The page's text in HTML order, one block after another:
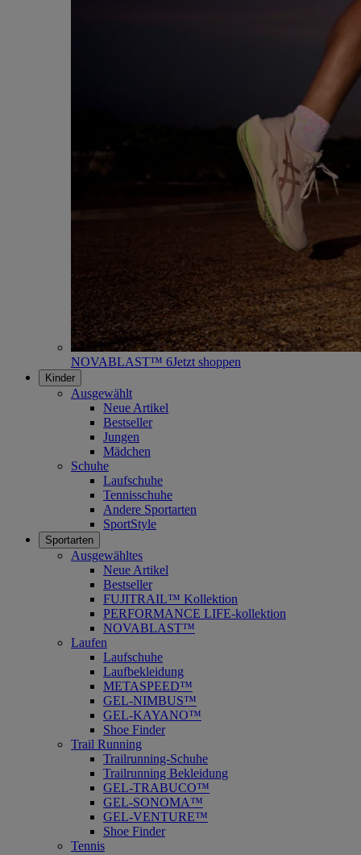
NOVABLAST™ 6Jetzt shoppen
Kinder
Ausgewählt
Neue Artikel
Bestseller
Jungen
Mädchen
Schuhe
Laufschuhe
Tennisschuhe
Andere Sportarten
SportStyle
Sportarten
Ausgewähltes
Neue Artikel
Bestseller
FUJITRAIL™ Kollektion
PERFORMANCE LIFE-kollektion
NOVABLAST™
Laufen
Laufschuhe
Laufbekleidung
METASPEED™
GEL-NIMBUS™
GEL-KAYANO™
Shoe Finder
Trail Running
Trailrunning-Schuhe
Trailrunning Bekleidung
GEL-TRABUCO™
GEL-SONOMA™
GEL-VENTURE™
Shoe Finder
Tennis